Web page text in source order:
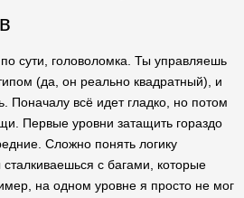
сути, головоломка. Ты управляешь
(да, он реально квадратный), и
Поначалу всё идет гладко, но потом
Первые уровни затащить гораздо
Сложно понять логику
сталкиваешься с багами, которые
на одном уровне я просто не мог